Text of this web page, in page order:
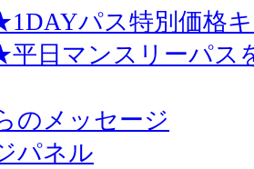
パス特別価格
日マンスリーパス
のメッセージ
パネル